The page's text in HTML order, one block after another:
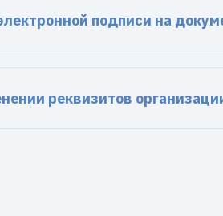
подписи на
реквизитов